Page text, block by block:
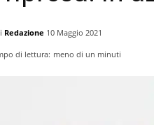
Redazione 10 Maggio 2021
di lettura: meno di un minuti